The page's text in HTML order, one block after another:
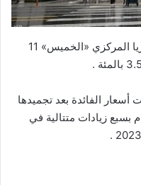
أبقى مجلس السياسة النقدية لبنك كوريا المركزي «الخميس» 11
أسعار الفائدة بعد تجميدها
بسبع زيادات متتالية في